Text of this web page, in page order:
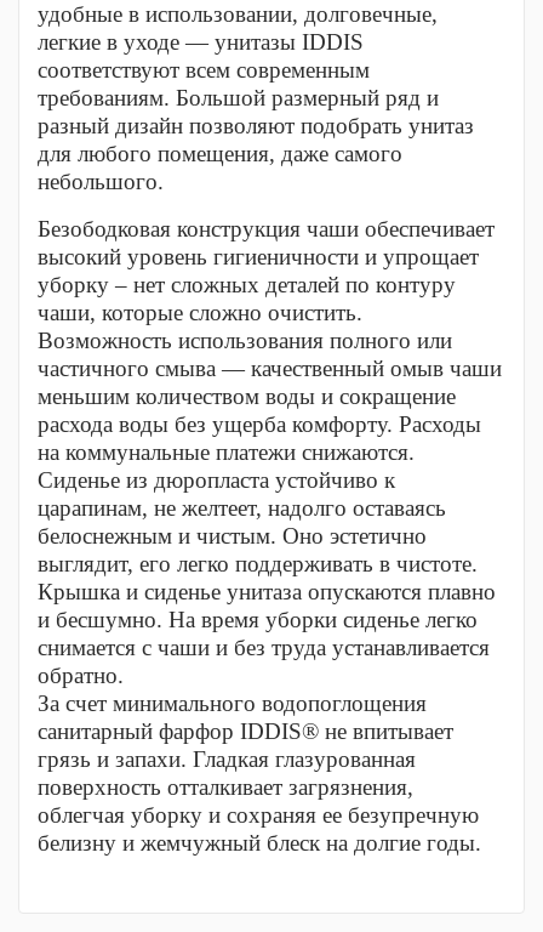
удобные в использовании, долговечные,
легкие в уходе — унитазы IDDIS
соответствуют всем современным
требованиям. Большой размерный ряд и
разный дизайн позволяют подобрать унитаз
для любого помещения, даже самого
небольшого.
Безободковая конструкция чаши обеспечивает
высокий уровень гигиеничности и упрощает
уборку – нет сложных деталей по контуру
чаши, которые сложно очистить.
Возможность использования полного или
частичного смыва — качественный омыв чаши
меньшим количеством воды и сокращение
расхода воды без ущерба комфорту. Расходы
на коммунальные платежи снижаются.
Сиденье из дюропласта устойчиво к
царапинам, не желтеет, надолго оставаясь
белоснежным и чистым. Оно эстетично
выглядит, его легко поддерживать в чистоте.
Крышка и сиденье унитаза опускаются плавно
и бесшумно. На время уборки сиденье легко
снимается с чаши и без труда устанавливается
обратно.
За счет минимального водопоглощения
санитарный фарфор IDDIS® не впитывает
грязь и запахи. Гладкая глазурованная
поверхность отталкивает загрязнения,
облегчая уборку и сохраняя ее безупречную
белизну и жемчужный блеск на долгие годы.